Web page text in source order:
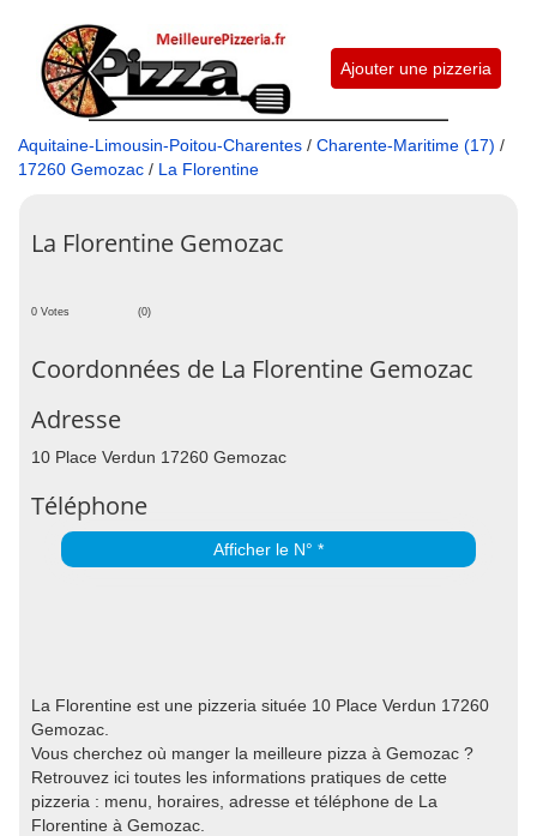
Ajouter une pizzeria
Aquitaine-Limousin-Poitou-Charentes / Charente-Maritime (17) /
17260 Gemozac / La Florentine
La Florentine Gemozac
0 Votes (0)
Coordonnées de La Florentine Gemozac
Adresse
10 Place Verdun 17260 Gemozac
Téléphone
Afficher le N° *
La Florentine est une pizzeria située 10 Place Verdun 17260
Gemozac.
Vous cherchez où manger la meilleure pizza à Gemozac ?
Retrouvez ici toutes les informations pratiques de cette
pizzeria : menu, horaires, adresse et téléphone de La
Florentine à Gemozac.